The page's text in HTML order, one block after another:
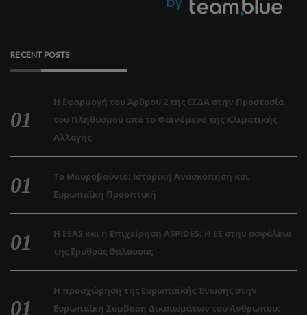
RECENT POSTS
Η Εφαρμογή του Άρθρου 2 της ΕΣΔΑ στην Προστασία
του Πληθυσμού από το Φαινόμενο της Κλιματικής
Αλλαγής
Το Μαυροβούνιο: Ιστορική Ανασκόπηση και
Ευρωπαϊκή Προοπτική
Η EEAS και η Επιχείρηση ASPIDES: Η ΕΕ στην ασφάλεια
της Ερυθράς Θάλασσας
Η προσχώρηση της Ευρωπαϊκής Ένωσης στην
Ευρωπαϊκή Σύμβαση Δικαιωμάτων του Ανθρώπου: